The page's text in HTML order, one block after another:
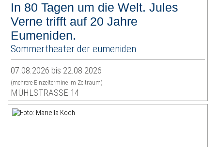
In 80 Tagen um die Welt. Jules
Verne trifft auf 20 Jahre
Eumeniden.
Sommertheater der eumeniden
07.08.2026 bis 22.08.2026
(mehrere Einzeltermine im Zeitraum)
MÜHLSTRASSE 14